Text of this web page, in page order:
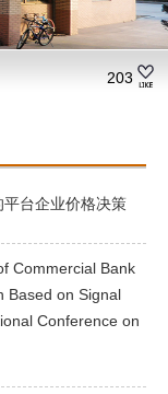
203
台企业价格决策
Commercial Bank
Based on Signal
Conference on